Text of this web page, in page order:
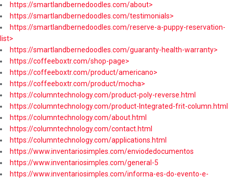
https://smartlandbernedoodles.com/about>
https://smartlandbernedoodles.com/testimonials>
https://smartlandbernedoodles.com/reserve-a-puppy-reservation-
list>
https://smartlandbernedoodles.com/guaranty-health-warranty>
https://coffeeboxtr.com/shop-page>
https://coffeeboxtr.com/product/americano>
https://coffeeboxtr.com/product/mocha>
https://columntechnology.com/product-poly-reverse.html
https://columntechnology.com/product-Integrated-frit-column.html
https://columntechnology.com/about.html
https://columntechnology.com/contact.html
https://columntechnology.com/applications.html
https://www.inventariosimples.com/enviodedocumentos
https://www.inventariosimples.com/general-5
https://www.inventariosimples.com/informa-es-do-evento-e-